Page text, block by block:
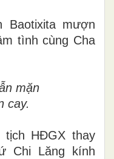
mượn
tình cùng Cha
mặn
cay.
tịch HĐGX thay
Chi Lăng kính